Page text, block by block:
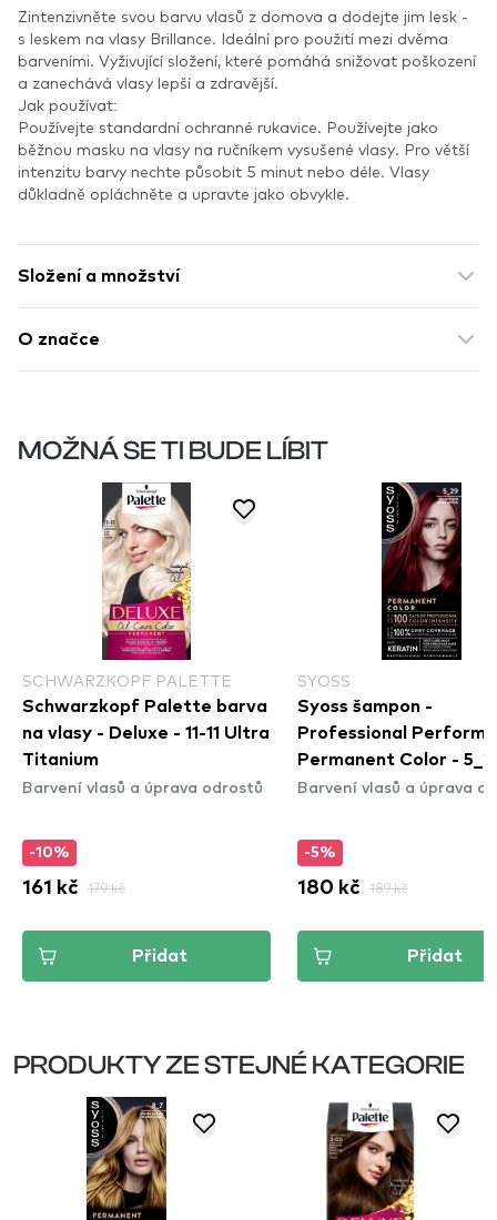
Zintenzivněte svou barvu vlasů z domova a dodejte jim lesk -
s leskem na vlasy Brillance. Ideální pro použití mezi dvěma
barveními. Vyživující složení, které pomáhá snižovat poškození
a zanechává vlasy lepší a zdravější.
Jak používat:
Používejte standardní ochranné rukavice. Používejte jako
běžnou masku na vlasy na ručníkem vysušené vlasy. Pro větší
intenzitu barvy nechte působit 5 minut nebo déle. Vlasy
důkladně opláchněte a upravte jako obvykle.
Složení a množství
O značce
MOŽNÁ SE TI BUDE LÍBIT
SCHWARZKOPF PALETTE
Schwarzkopf Palette barva
na vlasy - Deluxe - 11-11 Ultra
Titanium
Barvení vlasů a úprava odrostů
-10%
161 kč 179 kč
Přidat
SYOSS
Syoss šampon -
Professional
Permanent Color -
Intense Red
Barvení vlasů a úprava
-5%
180 kč 189 kč
Přidat
PRODUKTY ZE STEJNÉ KATEGORIE